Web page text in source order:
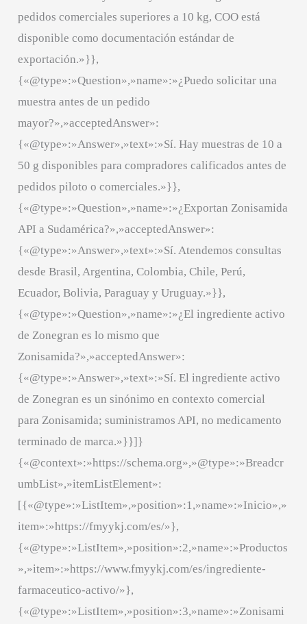
pedidos comerciales superiores a 10 kg, COO está
disponible como documentación estándar de
exportación.»}},
{«@type»:»Question»,»name»:»¿Puedo solicitar una
muestra antes de un pedido
mayor?»,»acceptedAnswer»:
{«@type»:»Answer»,»text»:»Sí. Hay muestras de 10 a
50 g disponibles para compradores calificados antes de
pedidos piloto o comerciales.»}},
{«@type»:»Question»,»name»:»¿Exportan Zonisamida
API a Sudamérica?»,»acceptedAnswer»:
{«@type»:»Answer»,»text»:»Sí. Atendemos consultas
desde Brasil, Argentina, Colombia, Chile, Perú,
Ecuador, Bolivia, Paraguay y Uruguay.»}},
{«@type»:»Question»,»name»:»¿El ingrediente activo
de Zonegran es lo mismo que
Zonisamida?»,»acceptedAnswer»:
{«@type»:»Answer»,»text»:»Sí. El ingrediente activo
de Zonegran es un sinónimo en contexto comercial
para Zonisamida; suministramos API, no medicamento
terminado de marca.»}}]}
{«@context»:»https://schema.org»,»@type»:»Breadcr
umbList»,»itemListElement»:
[{«@type»:»ListItem»,»position»:1,»name»:»Inicio»,»
item»:»https://fmyykj.com/es/»},
{«@type»:»ListItem»,»position»:2,»name»:»Productos
»,»item»:»https://www.fmyykj.com/es/ingrediente-
farmaceutico-activo/»},
{«@type»:»ListItem»,»position»:3,»name»:»Zonisami